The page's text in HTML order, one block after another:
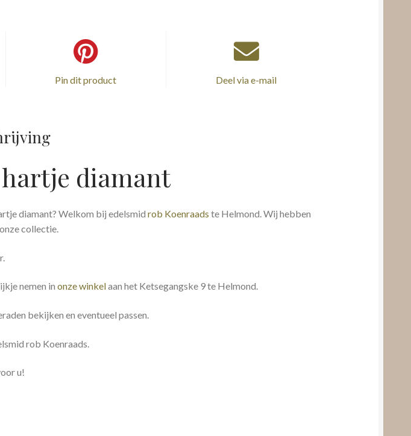
Pin dit product Deel via e-mail
diamant
diamant? Welkom bij edelsmidrob Koenraads te Helmond. Wij hebben
collectie.
nemen inonze winkelaan het Ketsegangske 9 te Helmond.
bekijken en eventueel passen.
rob Koenraads.
u!